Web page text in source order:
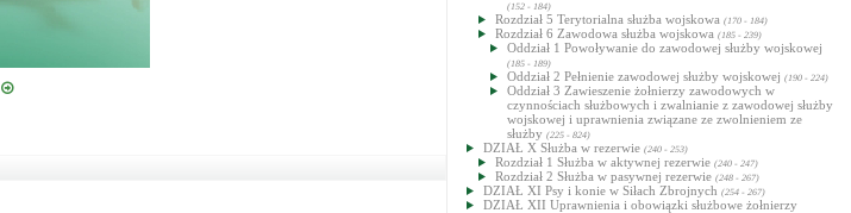
(152 - 184)
Rozdział 5 Terytorialna służba wojskowa (170 - 184)
Rozdział 6 Zawodowa służba wojskowa (185 - 239)
Oddział 1 Powoływanie do zawodowej służby wojskowej
(185 - 189)
Oddział 2 Pełnienie zawodowej służby wojskowej (190 - 224)
Oddział 3 Zawieszenie żołnierzy zawodowych w
czynnościach służbowych i zwalnianie z zawodowej służby
wojskowej i uprawnienia związane ze zwolnieniem ze
służby (225 - 824)
DZIAŁ X Służba w rezerwie (240 - 253)
Rozdział 1 Służba w aktywnej rezerwie (240 - 247)
Rozdział 2 Służba w pasywnej rezerwie (248 - 267)
DZIAŁ XI Psy i konie w Siłach Zbrojnych (254 - 267)
DZIAŁ XII Uprawnienia i obowiązki służbowe żołnierzy